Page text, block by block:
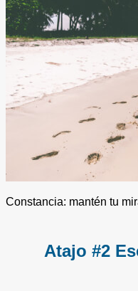
Constancia: mantén tu
Atajo #2